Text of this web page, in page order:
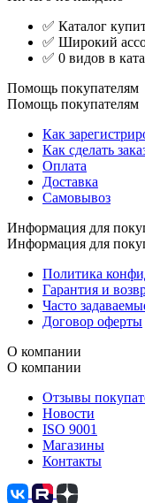
✅ Каталог
✅ Широкий
✅ 0 видов в
Помощь покупателям
Помощь покупателям
Как
Как сделать
Оплата
Доставка
Самовывоз
Информация для
Информация для
Политика
Гарантия и
Часто
Договор оферты
О компании
О компании
Отзывы
Новости
ISO 9001
Магазины
Контакты